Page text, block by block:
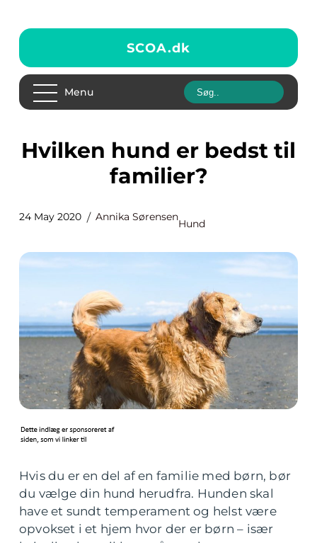
SCOA.dk
Menu
Hvilken hund er bedst til
familier?
24 May 2020 Annika Sørensen
Hund
Hvis du er en del af en familie med børn, bør
du vælge din hund herudfra. Hunden skal
have et sundt temperament og helst være
opvokset i et hjem hvor der er børn – især